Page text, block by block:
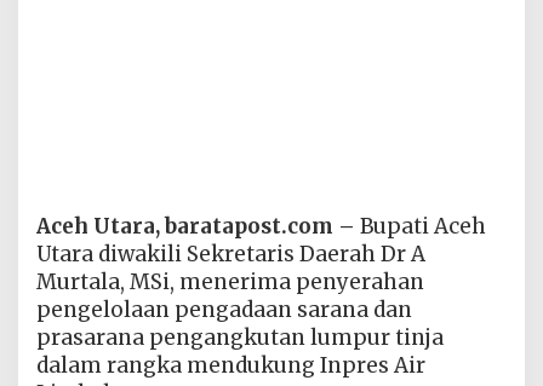
Aceh Utara, baratapost.com – Bupati Aceh
Utara diwakili Sekretaris Daerah Dr A
Murtala, MSi, menerima penyerahan
pengelolaan pengadaan sarana dan
prasarana pengangkutan lumpur tinja
dalam rangka mendukung Inpres Air